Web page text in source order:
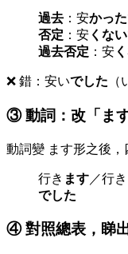
過去 ：安かった
否定 ：安 くない
過去否定 ：安
❌ 錯：安いでした
③ 動詞：改「ま
動詞變 ます形之後
行き ます／行き
でした
④ 對照總表，睇